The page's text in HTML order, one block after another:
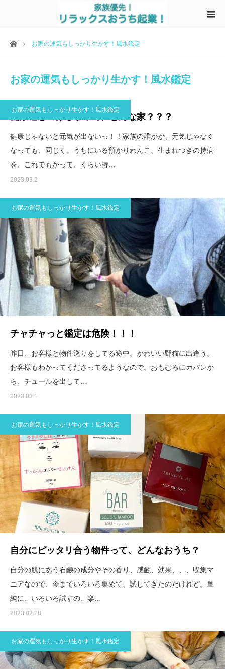
ホームお家の運気もしっかり生かす！風水鑑定
お家の運気もしっかり生かす！風水鑑定
お家の運気もしっかり生かす！風水鑑定
健康運を上げる家って、どんな家？？？
健康じゃないと元気が出ないっ！！家族の誰かが、元気じゃなく
なっても、同じく。うちにいる預かりわんこ、生まれつきの持病
を、これでもかって、くらい持…
2023.03.2
お家の運気もしっかり生かす！風水鑑定
チャチャっと鑑定は危険！！！
昨日、お客様と物件巡りをしてる途中。かわいい野猫に出逢う。
お客様もわかってくださってるようなので。おもむろにカバンか
ら、チュールを出して…
2023.03.1
お家の運気もしっかり生かす！風水鑑定
自分にピッタリ合う物件って、どんなおうち？
自分の肌にあう石鹸の成分やその香り、感触、効果、、、収集マ
ニアなので、今までいろいろ集めて、試してきたのだけれど。単
純に、いろいろ試すの、楽…
2023.02.28
お家の運気もしっかり生かす！風水鑑定